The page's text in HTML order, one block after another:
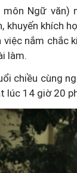
môn Ngữ
khích
việc nắm
làm.
chiều cùng
14 giờ 20
sản cảnh
dự thảo
phẩm